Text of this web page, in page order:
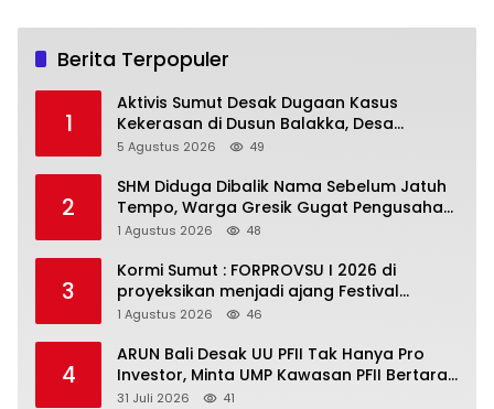
Berita Terpopuler
1
Aktivis Sumut Desak Dugaan Kasus
Kekerasan di Dusun Balakka, Desa
Gunung Malintang Diusut Tuntas
5 Agustus 2026 49
2
SHM Diduga Dibalik Nama Sebelum Jatuh
Tempo, Warga Gresik Gugat Pengusaha
Rokok dan Somasi Kepala Desa
1 Agustus 2026 48
3
Kormi Sumut : FORPROVSU I 2026 di
proyeksikan menjadi ajang Festival
Olahraga Masyarakat dengan Pegiat
1 Agustus 2026 46
4
ARUN Bali Desak UU PFII Tak Hanya Pro
Investor, Minta UMP Kawasan PFII Bertaraf
Internasional
31 Juli 2026 41